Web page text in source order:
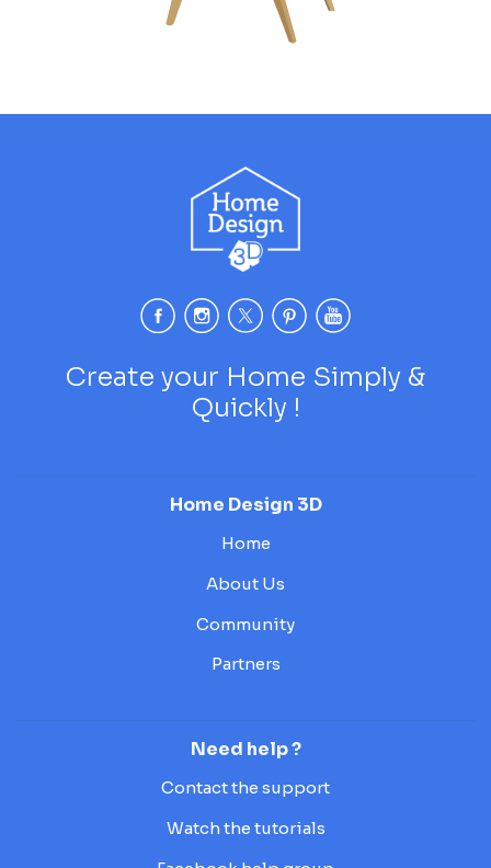
Create your Home Simply &
Quickly !
Home Design 3D
Home
About Us
Community
Partners
Need help ?
Contact the support
Watch the tutorials